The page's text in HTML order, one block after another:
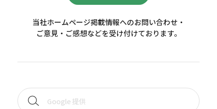
当社ホームページ掲載情報へのお問い合わせ・
ご意見・ご感想などを受け付けております。